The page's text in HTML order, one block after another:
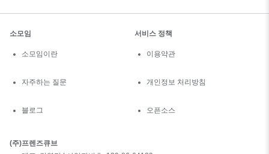
소모임
소모임이란
자주하는 질문
블로그
서비스 정책
이용약관
개인정보 처리방침
오픈소스
(주)프렌즈큐브